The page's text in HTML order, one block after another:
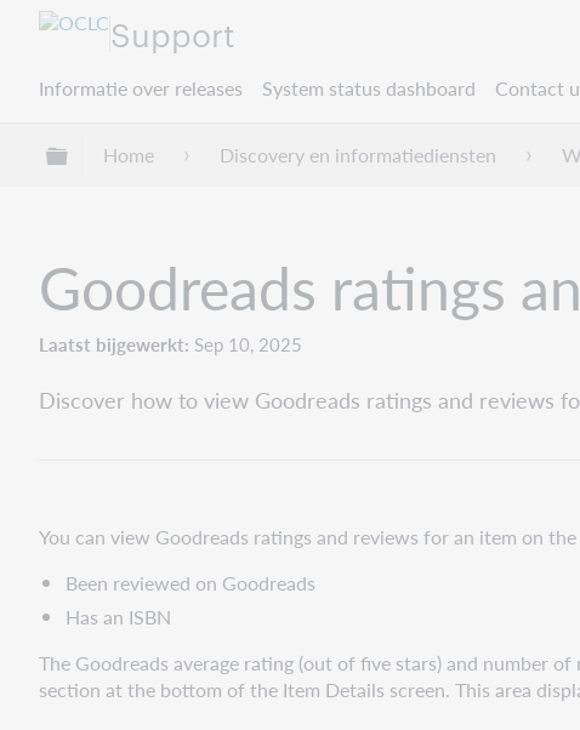
Support
Informatie over releases System status dashboard Contact
Mondiale hiërarchie uitvouwen / samenvouwen
Home Discovery en informatiediensten
Goodreads ratings
Laatst bijgewerkt Sep 10, 2025
Discover how to view Goodreads ratings and reviews
You can view Goodreads ratings and reviews for an item on
Been reviewed on Goodreads
Has an ISBN
The Goodreads average rating (out of five stars) and number
section at the bottom of the Item Details screen. This area